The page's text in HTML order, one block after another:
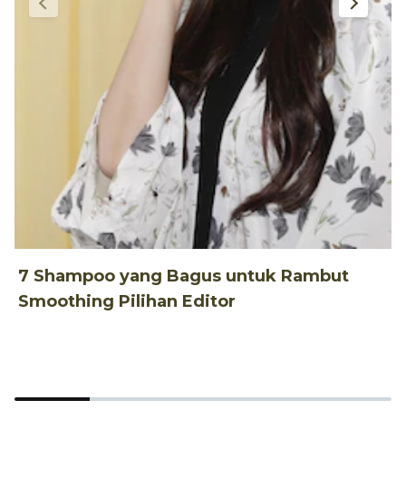
7 Shampoo yang Bagus untuk Rambut
Smoothing Pilihan Editor